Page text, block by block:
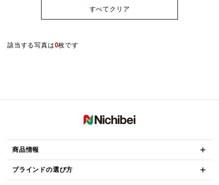
すべてクリア
該当する写真は0枚です
商品情報
ブラインドの選び方